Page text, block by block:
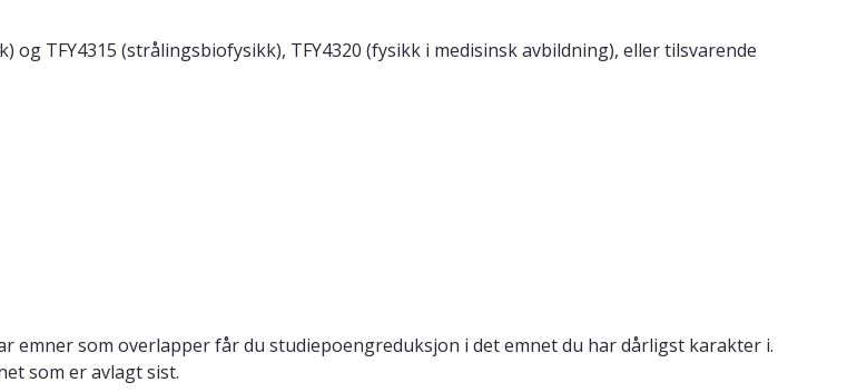
TFY4315 (strålingsbiofysikk), TFY4320 (fysikk i medisinsk avbildning), eller tilsvarende
emner som overlapper får du studiepoengreduksjon i det emnet du har dårligst karakter i.
som er avlagt sist.